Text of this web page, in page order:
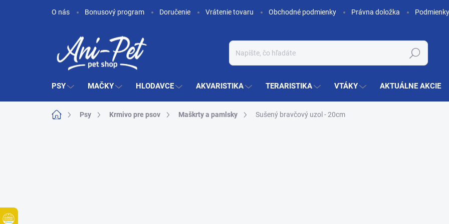
O nás Bonusový program Doručenie Vrátenie tovaru Obchodné podmienky Právna doložka
Hľadať
PSY MAČKY HLODAVCE AKVARISTIKA TERARISTIKA VTÁKY AKTUÁLNE AKCIE
DomovPsy Krmivo pre psov Maškrty a pamlsky Sušený bravčový uzol - 20cm